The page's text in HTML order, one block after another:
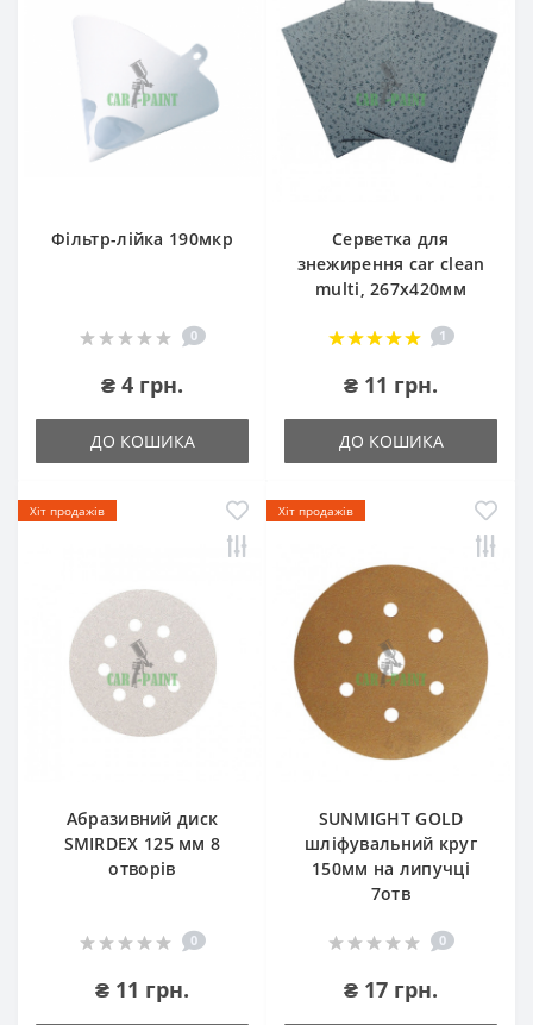
Фільтр-лійка 190мкр
0
₴ 4 грн.
ДО КОШИКА
Серветка для
знежирення car clean
multi, 267х420мм
1
₴ 11 грн.
ДО КОШИКА
Хіт продажів
Абразивний диск
SMIRDEX 125 мм 8
отворів
0
₴ 11 грн.
Хіт продажів
SUNMIGHT GOLD
шліфувальний круг
150мм на липучці
7отв
0
₴ 17 грн.